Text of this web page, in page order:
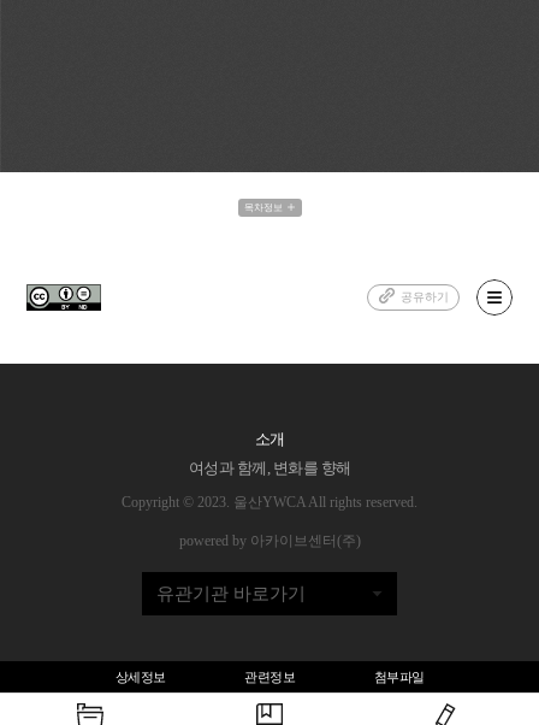
목차정보
공유하기
상세정보 관련정보 첨부파일
소개
여성과 함께, 변화를 향해
Copyright © 2023. 울산YWCA All rights reserved.
powered by 아카이브센터(주)
유관기관 바로가기